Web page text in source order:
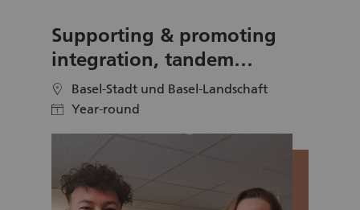
Supporting & promoting
integration, tandem
volunteering
location Basel-Stadt und Basel-Landschaft
calendar Year-round